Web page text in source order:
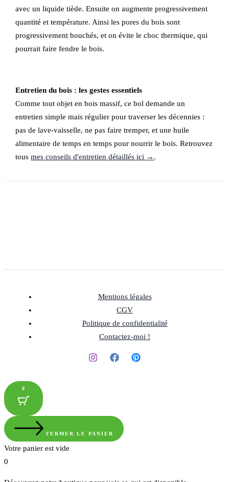
avec un liquide tiède. Ensuite on augmente progressivement
quantité et température. Ainsi les pores du bois sont
progressivement bouchés, et on évite le choc thermique, qui
pourrait faire fendre le bois.
Entretien du bois : les gestes essentiels
Comme tout objet en bois massif, ce bol demande un
entretien simple mais régulier pour traverser les décennies :
pas de lave-vaisselle, ne pas faire tremper, et une huile
alimentaire de temps en temps pour nourrir le bois. Retrouvez
tousmes conseils d'entretien détaillés ici → .
Mentions légales
CGV
Politique de confidentialité
Contactez-moi !
0
FERMER LE PANIER
Votre panier est vide
0